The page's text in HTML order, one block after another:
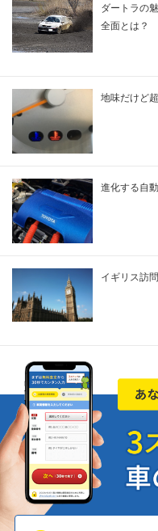
ダートラの
全面とは？
地味だけど
進化する自
イギリス訪